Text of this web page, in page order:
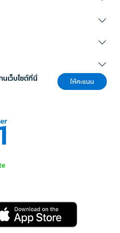
นเว็บไซต์ที่นี่ ให้คะแนน